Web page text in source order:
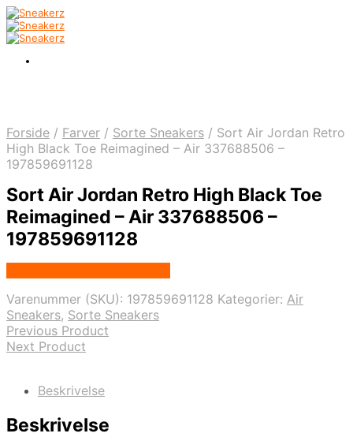
Forside / Farver / Sorte Sneakers / Sort Air Jordan Retro
High Black Toe Reimagined – Air 337688506 –
197859691128
Sort Air Jordan Retro High Black Toe
Reimagined – Air 337688506 –
197859691128
Varenummer (SKU): 197859691128 Kategorier: Air
Sneakers, Sorte Sneakers
Previous Product
Next Product
Beskrivelse
Beskrivelse